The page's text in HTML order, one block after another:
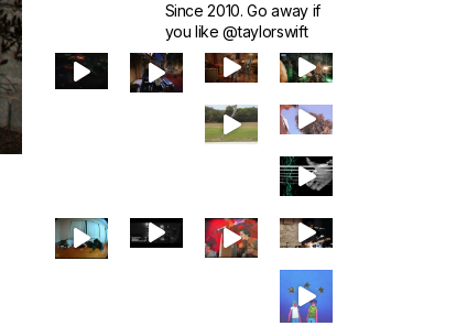
Since 2010. Go away if
you like @taylorswift